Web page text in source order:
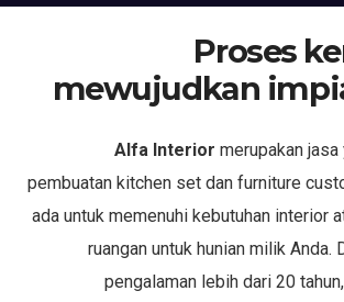
Proses
mewujudkan
Alfa Interior merupakan
pembuatan kitchen set dan furniture
ada untuk memenuhi kebutuhan interior
ruangan untuk hunian milik Anda.
pengalaman lebih dari 20